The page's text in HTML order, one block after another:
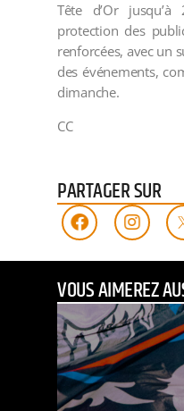
Tête d’Or
protection des
renforcées, avec un
des événements,
dimanche.
CC
PARTAGER SUR
VOUS AIMEREZ